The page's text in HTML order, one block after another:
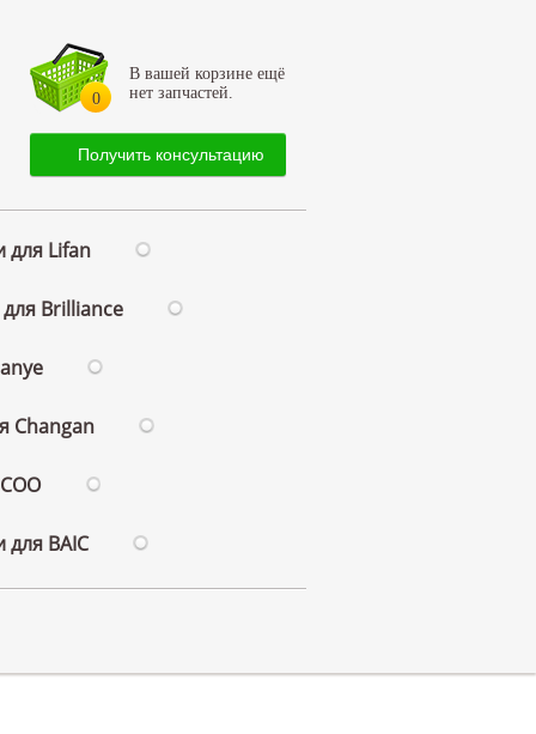
0
В вашей корзине ещё
нет запчастей.
Получить консультацию
для Lifan
Brilliance
Changan
для BAIC